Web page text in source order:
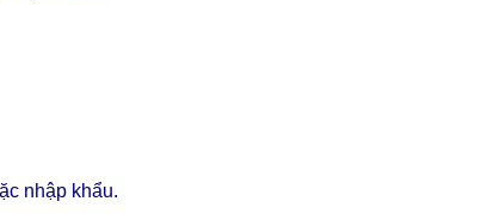
nhập khẩu.